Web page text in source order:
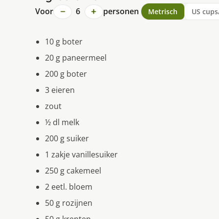
Voor − 6 + personen Metrisch US
10 g boter
20 g paneermeel
200 g boter
3 eieren
zout
½ dl melk
200 g suiker
1 zakje vanillesuiker
250 g cakemeel
2 eetl. bloem
50 g rozijnen